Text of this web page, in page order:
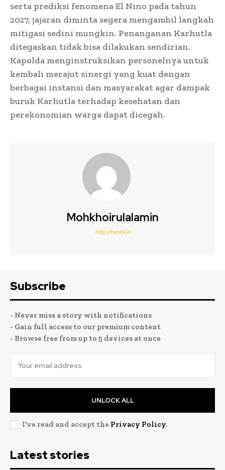
serta prediksi fenomena El Nino pada tahun
2027, jajaran diminta segera mengambil langkah
mitigasi sedini mungkin. Penanganan Karhutla
ditegaskan tidak bisa dilakukan sendirian.
Kapolda menginstruksikan personelnya untuk
kembali merajut sinergi yang kuat dengan
berbagai instansi dan masyarakat agar dampak
buruk Karhutla terhadap kesehatan dan
perekonomian warga dapat dicegah.
Mohkhoirulalamin
http://narasi.in
Subscribe
- Never miss a story with notifications
- Gain full access to our premium content
- Browse free from up to 5 devices at once
UNLOCK ALL
I've read and accept the Privacy Policy.
Latest stories